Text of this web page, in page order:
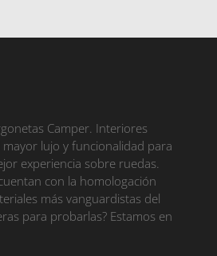
Camper. Interiores
lujo y funcionalidad para
experiencia sobre ruedas.
con la homologación
más vanguardistas del
para probarlas? Estamos en